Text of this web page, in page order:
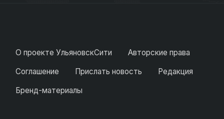
О проекте УльяновскСити
Авторские права
Соглашение
Прислать новость
Редакция
Бренд-материалы